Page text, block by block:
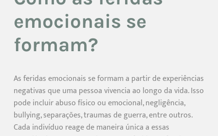
emocionais se
formam?
As feridas emocionais se formam a partir de experiências
negativas que uma pessoa vivencia ao longo da vida. Isso
pode incluir abuso físico ou emocional, negligência,
bullying, separações, traumas de guerra, entre outros.
Cada indivíduo reage de maneira única a essas